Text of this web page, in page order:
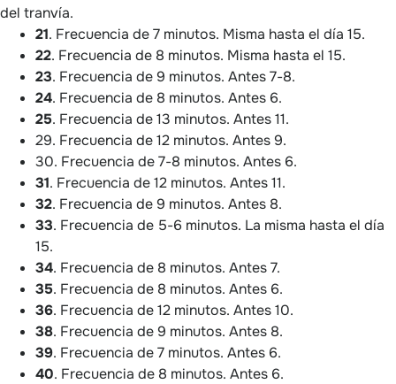
del tranvía.
21. Frecuencia de 7 minutos. Misma hasta el día 15.
22. Frecuencia de 8 minutos. Misma hasta el 15.
23. Frecuencia de 9 minutos. Antes 7-8.
24. Frecuencia de 8 minutos. Antes 6.
25. Frecuencia de 13 minutos. Antes 11.
29. Frecuencia de 12 minutos. Antes 9.
30. Frecuencia de 7-8 minutos. Antes 6.
31. Frecuencia de 12 minutos. Antes 11.
32. Frecuencia de 9 minutos. Antes 8.
33. Frecuencia de 5-6 minutos. La misma hasta el día
15.
34. Frecuencia de 8 minutos. Antes 7.
35. Frecuencia de 8 minutos. Antes 6.
36. Frecuencia de 12 minutos. Antes 10.
38. Frecuencia de 9 minutos. Antes 8.
39. Frecuencia de 7 minutos. Antes 6.
40. Frecuencia de 8 minutos. Antes 6.